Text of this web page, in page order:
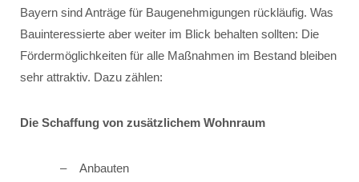
Bayern sind Anträge für Baugenehmigungen rückläufig. Was
Bauinteressierte aber weiter im Blick behalten sollten: Die
Fördermöglichkeiten für alle Maßnahmen im Bestand bleiben
sehr attraktiv. Dazu zählen:
Die Schaffung von zusätzlichem Wohnraum
Anbauten